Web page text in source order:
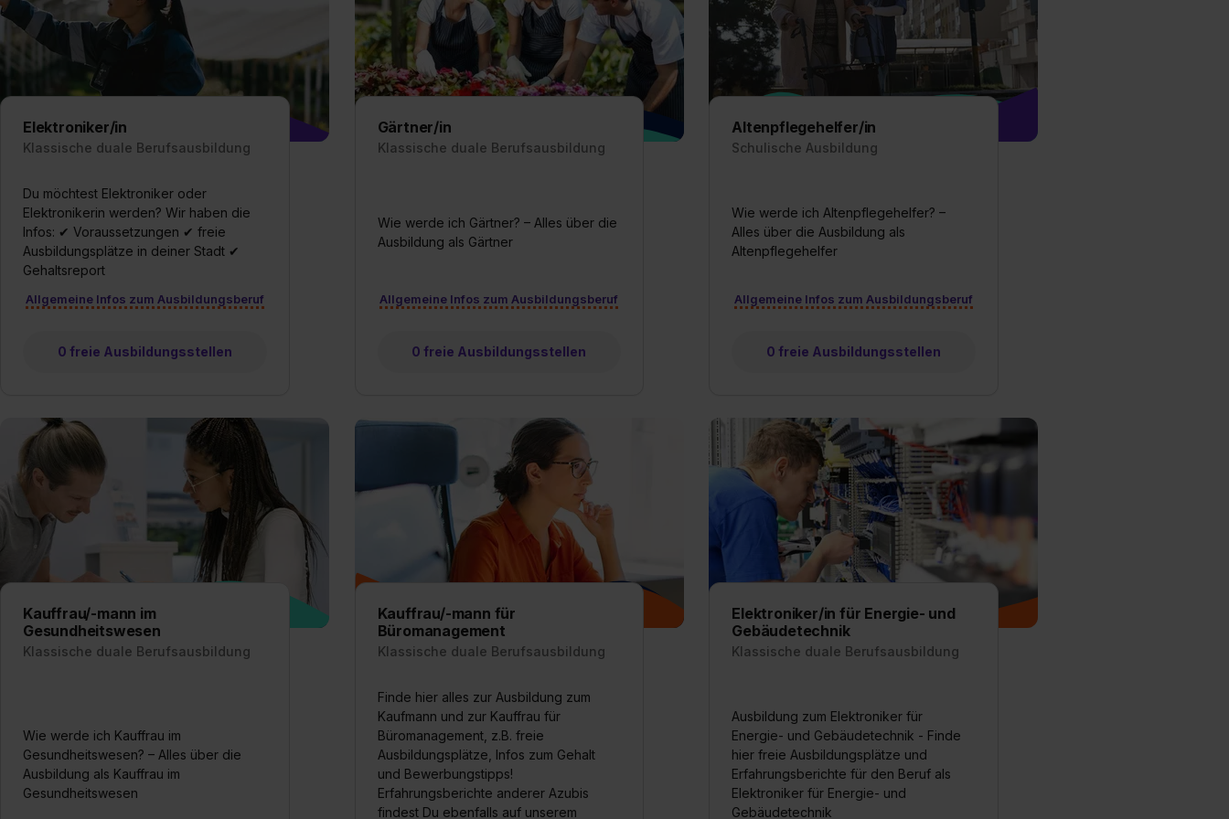
„Datenschutz-Einstellungen“ widerrufen. Weitere Informationen zu den einzelnen Cookies findest du durch Klick auf
„Details zeigen“. Weitere Informationen:Datenschutzerklärung ,Impressum.
Elektroniker/in
Klassische duale Berufsausbildung
Du möchtest Elektroniker oder
Elektronikerin werden? Wir haben die
Infos: ✔ Voraussetzungen ✔ freie
Ausbildungsplätze in deiner Stadt ✔
Gehaltsreport
Allgemeine Infos zum Ausbildungsberuf
0 freie Ausbildungsstellen
Gärtner/in
Klassische duale Berufsausbildung
Wie werde ich Gärtner? – Alles über die
Ausbildung als Gärtner
Allgemeine Infos zum Ausbildungsberuf
0 freie Ausbildungsstellen
Altenpflegehelfer/in
Schulische Ausbildung
Wie werde ich Altenpflegehelfer? –
Alles über die Ausbildung als
Altenpflegehelfer
Allgemeine Infos zum Ausbildungsberuf
0 freie Ausbildungsstellen
Kauffrau/-mann im
Gesundheitswesen
Klassische duale Berufsausbildung
Wie werde ich Kauffrau im
Gesundheitswesen? – Alles über die
Ausbildung als Kauffrau im
Gesundheitswesen
Kauffrau/-mann für
Büromanagement
Klassische duale Berufsausbildung
Finde hier alles zur Ausbildung zum
Kaufmann und zur Kauffrau für
Büromanagement, z.B. freie
Ausbildungsplätze, Infos zum Gehalt
und Bewerbungstipps!
Erfahrungsberichte anderer Azubis
findest Du ebenfalls auf unserem
Elektroniker/in für Energie- und
Gebäudetechnik
Klassische duale Berufsausbildung
Ausbildung zum Elektroniker für
Energie- und Gebäudetechnik - Finde
hier freie Ausbildungsplätze und
Erfahrungsberichte für den Beruf als
Elektroniker für Energie- und
Gebäudetechnik